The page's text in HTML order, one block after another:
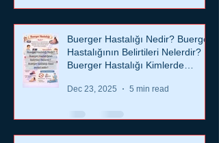
Buerger Hastalığı Nedir? Buerger
Hastalığının Belirtileri Nelerdir?
Buerger Hastalığı Kimlerde
tedavi edilir?
Dec 23, 2025 5 min read